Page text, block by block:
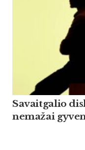
Savaitgalio
nemažai